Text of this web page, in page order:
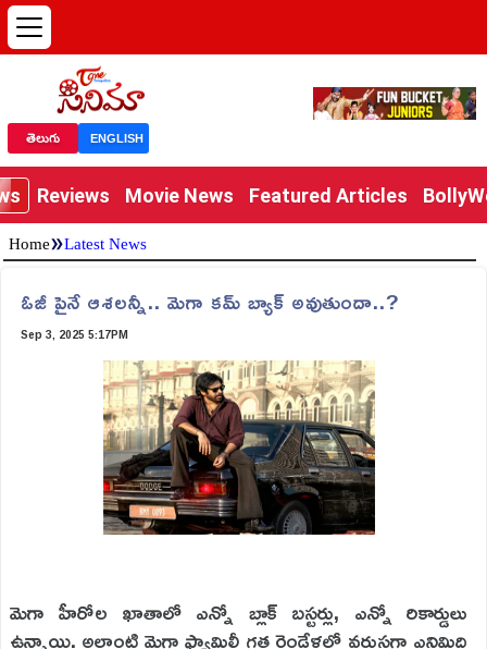
తెలుగు ENGLISH
Reviews Movie News Featured Articles
Home»Latest News
ఓజీ పైనే ఆశలన్నీ.. మెగా కమ్ బ్యాక్ అవుతుందా..?
Sep 3, 2025 5:17PM
మెగా హీరోల ఖాతాలో ఎన్నో బ్లాక్ బస్టర్లు, ఎన్నో రికార్డులు
ఉన్నాయి. అలాంటి మెగా ఫ్యామిలీ గత రెండేళ్లలో వరుసగా ఎనిమిది